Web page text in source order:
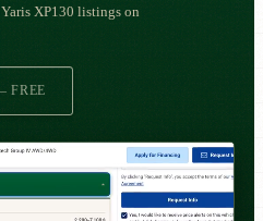
XP130 listings on
FREE